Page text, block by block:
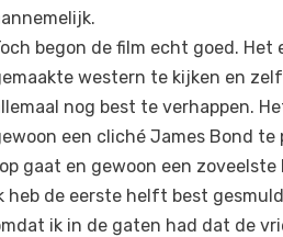
begon de film echt goed.
western te kijken en
nog best te verhappen.
een cliché James Bond
gaat en gewoon een
heb de eerste helft best
ik in de gaten had dat de